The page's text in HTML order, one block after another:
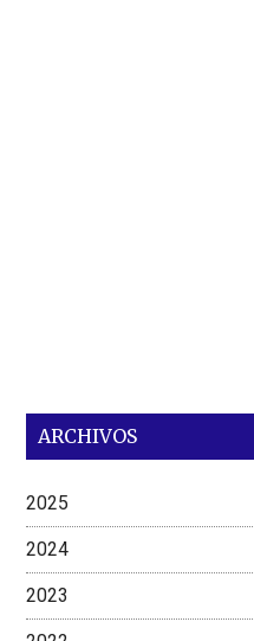
ARCHIVOS
2025
2024
2023